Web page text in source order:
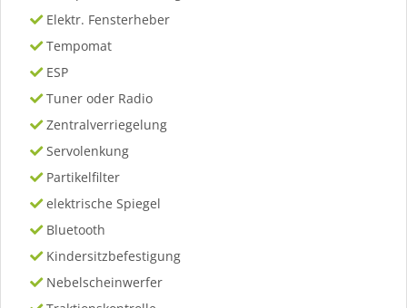
Elektr. Fensterheber
Tempomat
ESP
Tuner oder Radio
Zentralverriegelung
Servolenkung
Partikelfilter
elektrische Spiegel
Bluetooth
Kindersitzbefestigung
Nebelscheinwerfer